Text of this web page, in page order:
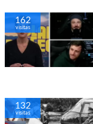
162
visitas
132
visitas